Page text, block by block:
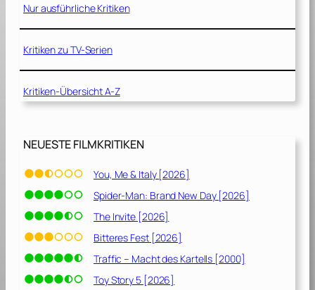
D
e
r
g
z
r
c
[
2
0
0
]
Nur ausführliche Kritiken
Kritiken zu TV-Serien
Kritiken-Übersicht A-Z
NEUESTE FILMKRITIKEN
You, Me & Italy [2026]
Spider-Man: Brand New Day [2026]
The Invite [2026]
Bitteres Fest [2026]
Traffic – Macht des Kartells [2000]
Toy Story 5 [2026]